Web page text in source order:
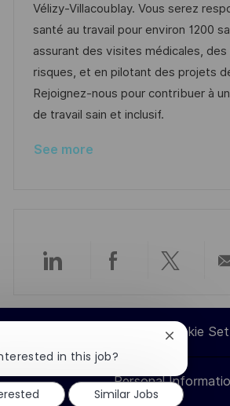
n D
a
t
e
o
r
y
Vélizy-Villacoublay. Vous serez
santé au travail pour environ 1200
assurant des visites médicales, des
risques, et en pilotant des projets
Rejoignez-nous pour contribuer à
de travail sain et inclusif.
See more
Share
via
LinkedIn
Share
via
Facebook
Share
via
twitter
Career Site Cookie
Personal
in this job?
Close
chatbot
notification
Similar Jobs